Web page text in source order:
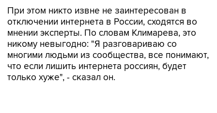
При этом никто извне не заинтересован в
отключении интернета в России, сходятся во
мнении эксперты. По словам Климарева, это
никому невыгодно: "Я разговариваю со
многими людьми из сообщества, все понимают,
что если лишить интернета россиян, будет
только хуже", - сказал он.